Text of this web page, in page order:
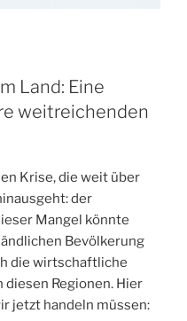
Land: Eine
weitreichenden
Krise, die weit über
der
Mangel könnte
Bevölkerung
die wirtschaftliche
Regionen. Hier
jetzt handeln müssen: